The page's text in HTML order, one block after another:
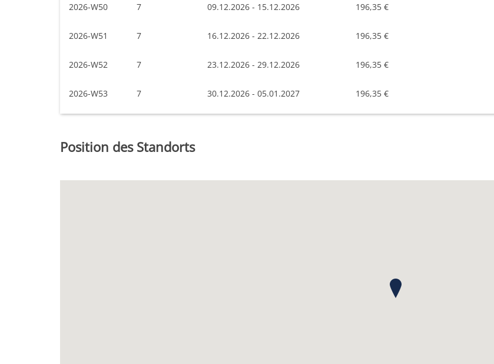
2026-W50 7 09.12.2026 - 15.12.2026 196,35 €
2026-W51 7 16.12.2026 - 22.12.2026 196,35 €
2026-W52 7 23.12.2026 - 29.12.2026 196,35 €
2026-W53 7 30.12.2026 - 05.01.2027 196,35 €
Position des Standorts